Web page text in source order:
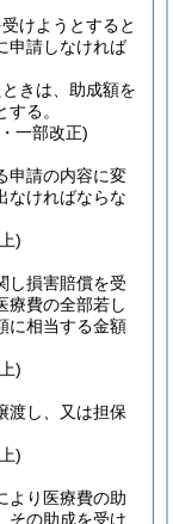
けようとすると
申請しなければ
きは、助成額を
る。
一部改正)
申請の内容に変
なければならな
)
し損害賠償を受
療費の全部若し
に相当する金額
)
渡し、又は担保
)
より医療費の助
その助成を受け